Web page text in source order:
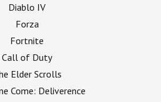
Diablo IV
Forza
Fortnite
Call of Duty
Elder Scrolls
Come: Deliverence